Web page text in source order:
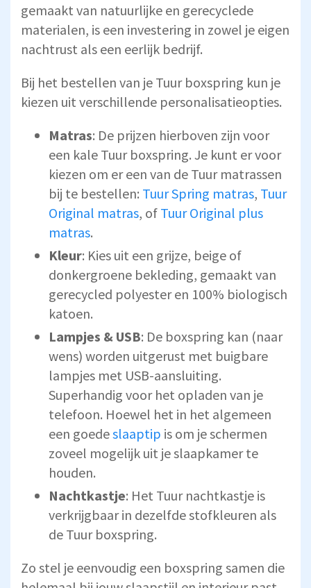
gemaakt van natuurlijke en gerecyclede
materialen, is een investering in zowel je eigen
nachtrust als een eerlijk bedrijf.
Bij het bestellen van je Tuur boxspring kun je
kiezen uit verschillende personalisatieopties.
Matras: De prijzen hierboven zijn voor
een kale Tuur boxspring. Je kunt er voor
kiezen om er een van de Tuur matrassen
bij te bestellen: Tuur Spring matras, Tuur
Original matras, of Tuur Original plus
matras.
Kleur: Kies uit een grijze, beige of
donkergroene bekleding, gemaakt van
gerecycled polyester en 100% biologisch
katoen.
Lampjes & USB: De boxspring kan (naar
wens) worden uitgerust met buigbare
lampjes met USB-aansluiting.
Superhandig voor het opladen van je
telefoon. Hoewel het in het algemeen
een goedeslaaptip is om je schermen
zoveel mogelijk uit je slaapkamer te
houden.
Nachtkastje: Het Tuur nachtkastje is
verkrijgbaar in dezelfde stofkleuren als
de Tuur boxspring.
Zo stel je eenvoudig een boxspring samen die